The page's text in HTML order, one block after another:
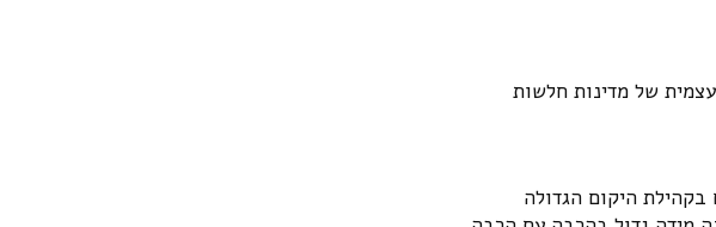
של מדינות חלשות
בקהילת היקום הגדולה